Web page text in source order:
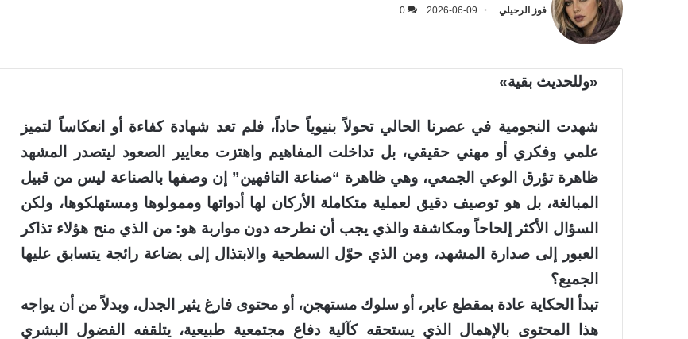
فوز الرحيلي 2026-06-09
0
«وللحديث بقية»
شهدت النجومية في عصرنا الحالي تحولاً بنيوياً حاداً، فلم تعد شهادة كفاءة أو انعكاساً لتميز
علمي وفكري أو مهني حقيقي، بل تداخلت المفاهيم واهتزت معايير الصعود ليتصدر المشهد
ظاهرة تؤرق الوعي الجمعي، وهي ظاهرة “صناعة التافهين” إن وصفها بالصناعة ليس من قبيل
المبالغة، بل هو توصيف دقيق لعملية متكاملة الأركان لها أدواتها وممولوها ومستهلكوها، ولكن
السؤال الأكثر إلحاحاً ومكاشفة والذي يجب أن نطرحه دون مواربة هو: من الذي منح هؤلاء تذاكر
العبور إلى صدارة المشهد، ومن الذي حوّل السطحية والابتذال إلى بضاعة رائجة يتسابق عليها
الجميع؟
تبدأ الحكاية عادة بمقطع عابر، أو سلوك مستهجن، أو محتوى فارغ يثير الجدل، وبدلاً من أن يواجه
هذا المحتوى بالإهمال الذي يستحقه كآلية دفاع مجتمعية طبيعية، يتلقفه الفضول البشري